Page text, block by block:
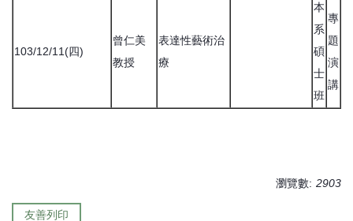
103/12/11(四)
曾仁美
教授
表達性藝術治
療
本
系
碩
士
班
專
題
演
講
瀏覽數: 2903
友善列印